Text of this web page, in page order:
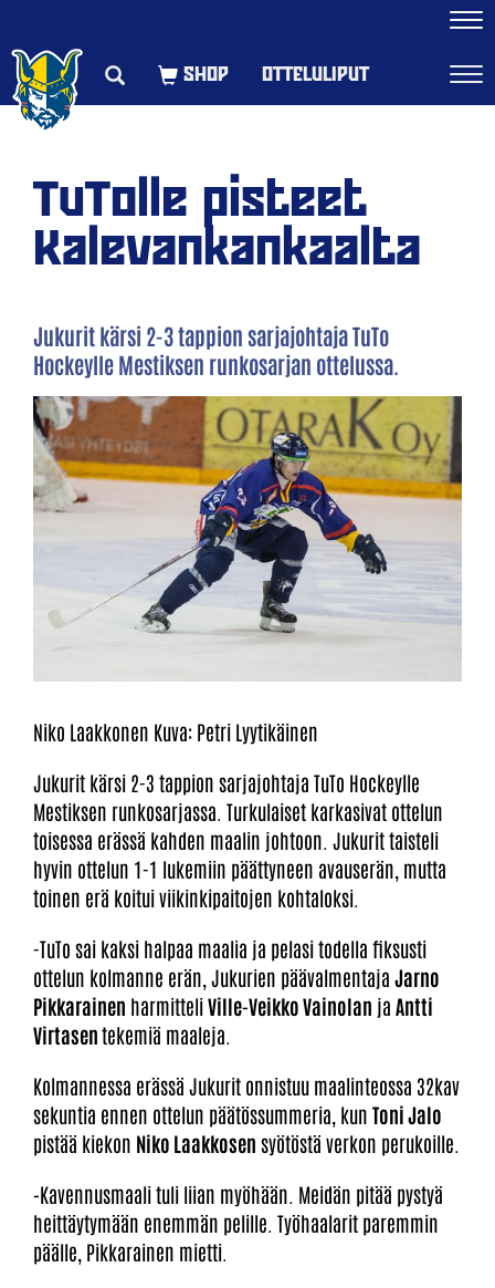
OTTELULIPUT
TuTolle pisteet
Kalevankankaalta
Jukurit kärsi 2-3 tappion sarjajohtaja TuTo
Hockeylle Mestiksen runkosarjan ottelussa.
Niko Laakkonen Kuva: Petri Lyytikäinen
Jukurit kärsi 2-3 tappion sarjajohtaja TuTo Hockeylle
Mestiksen runkosarjassa. Turkulaiset karkasivat ottelun
toisessa erässä kahden maalin johtoon. Jukurit taisteli
hyvin ottelun 1-1 lukemiin päättyneen avauserän, mutta
toinen erä koitui viikinkipaitojen kohtaloksi.
-TuTo sai kaksi halpaa maalia ja pelasi todella fiksusti
ottelun kolmanne erän, Jukurien päävalmentaja Jarno
Pikkarainen harmitteliVille-Veikko Vainolan ja Antti
Virtasentekemiä maaleja.
Kolmannessa erässä Jukurit onnistuu maalinteossa 32kav
sekuntia ennen ottelun päätössummeria, kun Toni Jalo
pistää kiekon Niko Laakkosen syötöstä verkon perukoille.
-Kavennusmaali tuli liian myöhään. Meidän pitää pystyä
heittäytymään enemmän pelille. Työhaalarit paremmin
päälle, Pikkarainen mietti.